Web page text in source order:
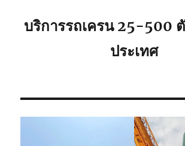
บริการรถเครน 25-500
ประเทศ